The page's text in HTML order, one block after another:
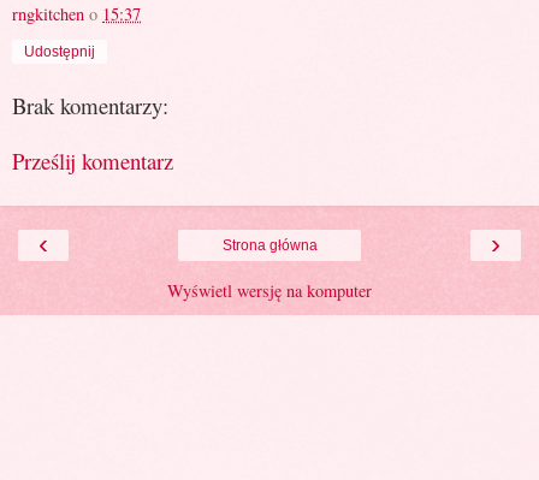
rngkitchen o 15:37
Udostępnij
Brak komentarzy:
Prześlij komentarz
‹ ›
Strona główna
Wyświetl wersję na komputer